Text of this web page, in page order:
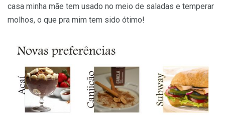
casa minha mãe tem usado no meio de saladas e temperar
molhos, o que pra mim tem sido ótimo!